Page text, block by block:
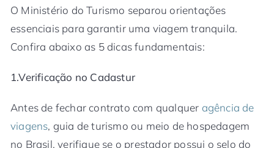
O Ministério do Turismo separou orientações
essenciais para garantir uma viagem tranquila.
Confira abaixo as 5 dicas fundamentais:
1.Verificação no Cadastur
Antes de fechar contrato com qualquer agência de
viagens, guia de turismo ou meio de hospedagem
no Brasil, verifique se o prestador possui o selo do